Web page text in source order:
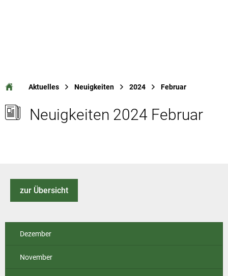
Aktuelles Neuigkeiten 2024 Februar
Neuigkeiten 2024 Februar
zur Übersicht
Dezember
November